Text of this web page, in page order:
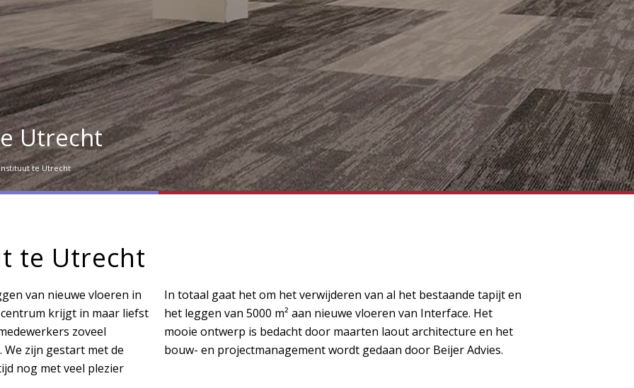
Utrecht
te Utrecht
te Utrecht
van nieuwe vloeren in
krijgt in maar liefst
zoveel
zijn gestart met de
nog met veel plezier
In totaal gaat het om het verwijderen van al het bestaande tapijt en
het leggen van 5000 m² aan nieuwe vloeren van Interface. Het
mooie ontwerp is bedacht door maarten laout architecture en het
bouw- en projectmanagement wordt gedaan door Beijer Advies.